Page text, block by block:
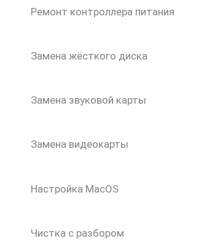
Ремонт контроллера питания
Замена жёсткого диска
Замена звуковой карты
Замена видеокарты
Настройка MacOS
Чистка с разбором